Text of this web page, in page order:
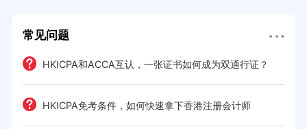
常见问题
HKICPA和ACCA互认，一张证书如何成为双通行证？
HKICPA免考条件，如何快速拿下香港注册会计师